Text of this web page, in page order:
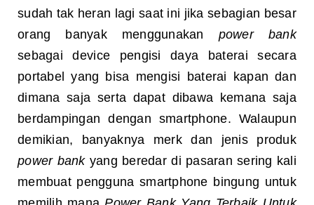
sudah tak heran lagi saat ini jika sebagian besar
orang banyak menggunakan power bank
sebagai device pengisi daya baterai secara
portabel yang bisa mengisi baterai kapan dan
dimana saja serta dapat dibawa kemana saja
berdampingan dengan smartphone. Walaupun
demikian, banyaknya merk dan jenis produk
power bankyang beredar di pasaran sering kali
membuat pengguna smartphone bingung untuk